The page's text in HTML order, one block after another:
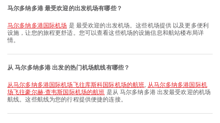
马尔多纳多港 最受欢迎的出发机场有哪些？
马尔多纳多港国际机场 是 最受欢迎的出发机场。这些机场提供 以及更多便利
设施，让您的旅程更舒适。您可以查看这些机场的设施信息和航站楼布局详
情。
从 马尔多纳多港 出发的热门机场航线有哪些？
从马尔多纳多港国际机场飞往库斯科国际机场的航班, 从马尔多纳多港国际机
场飞往豪尔赫·查韦斯国际机场的航班 是从 马尔多纳多港 出发最受欢迎的机场
航线。这些航线为您的行程提供便捷的连接。